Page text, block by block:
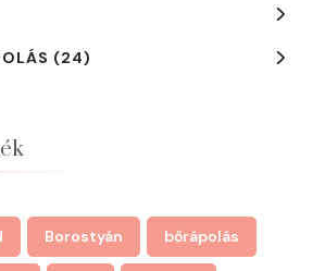
(24)
Borostyán bőrápolás